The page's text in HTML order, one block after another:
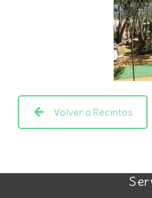
Volver a Recintos